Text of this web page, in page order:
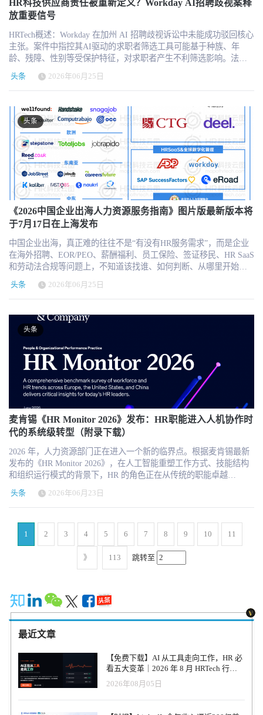
同时影响这三种模式。 对于HCM软件而言，AI可能减少企业对部分
行政和白领岗位的需求，从而影响员工账号数量。对于人力服务公
司而言，AI能够提高招聘顾问的人均产出，客户可能进一步要求降
低服务费。对于招聘平台而言，AI让候选人匹配更加自动化，传统
职位发布和简历搜索的价值可能下降。 因此，真正面临风险的并不
只是某一个赛道，而是所有收入与“人数”高度线性绑定的企业。 未
来更有可能获得估值溢价的企业，是那些能够建立新计费单位的公
BOSS直聘的实践比单纯发布AI助手更值得关注。它们正在尝试回答
资本市场最关心的问题：当客户需要的人更少时，公司如何继续增
长？ 八、对中国HR和供应商的三项直接启示 对甲方HR：续约谈判
的筹码正在发生变化 对于正在采购或续约HCM、薪酬、招聘和员工
管理系统的企业，未来不应只比较功能和单价，还应重点审查费用
与员工数量之间的关系。 企业可以要求供应商明确员工人数下降后
的费用调整机制，避免出现员工规模减少但合同费用维持不变的情
况；同时应确认AI功能究竟包含在现有订阅费中，还是未来会成为
独立收费模块。 对于采用大量AI Agent和自动化流程的企业，还应
要求供应商提供按实际使用量或业务结果收费的选项，而不是继续
接受完全按账号数量线性增长的合同。 对HR科技供应商：AI必须进
入收入模型 国内HR科技企业普遍已经推出AI助手、智能问答、JD生
成、简历筛选和员工服务机器人，但许多产品仍然停留在功能展示
阶段。 资本市场最终不会因为企业拥有AI功能就给予更高估值，而
的客户群体。 供应商需要尽早设计AI调用量、自动化任务量、招聘
匹配结果、员工服务交易和业务成果等新计费模式。否则，AI在帮
人力资源服务商：周期复苏不等于结构性安全 任仕达的数据表明，
蓝领和操作型岗位需求已经率先恢复，RPO也表现出一定韧性，但
专业招聘、数字人才和永久岗位安置仍然承压。 国内人力资源服务
商应重新评估业务组合，加大对蓝领、一线运营、RPO和规模化交
付业务的关注，同时降低对单次猎头成功费和顾问个人产出的依
赖。 但服务商也需要看到，AI提高顾问效率后，客户可能要求分享
生产率红利。今天的人均产出提升，未必能够永久转化为更高利润
需要企业用经营数据证明预期。 Paylocity、Paycom和德科集团将在8
月初先后公布财务业绩。市场将重点观察HR SaaS企业能否维持收入
增长和客户留存，以及传统人力服务公司的毛利率能否改善。 瑞可
利也将在8月7日公布2026财年第一季度业绩，届时Indeed的职位数
量、美国每职位平均收入和Premium Sponsored Jobs增长将成为重要
指标。 接下来资本市场可能围绕四项指标重新对全球HR企业进行排
是否产生独立收入，以及利润率改善是否建立在可持续增长之上。
最后！ 2026年8月全球人力资源上市公司市值榜，看起来是一轮全面
上涨，但背后实际上存在完全不同的故事。 德科集团主要受益于估
值修复，任仕达出现了更明确的周期性经营拐点；Workday、Paycom
和Paylocity受益于HR软件板块重新定价；瑞可利和BOSS直聘则开始
证明，AI可以成为新的收入和定价工具。 TriNet财报后的股价下跌
进一步提醒市场，即使利润率和每股收益改善，只要客户员工人数
真正值得关注的，并不是哪个公司一个月上涨了多少，而是资本市
场正在提出一个更根本的问题： 当AI让企业需要更少的人、更少的
账号和更少的人工流程时，人力资源企业将依靠什么继续增长？ 能
够回答这个问题的公司，才可能成为下一阶段真正的HR科技和人力
资源服务赢家。 数据说明 本文榜单为HRTech跟踪的15家具有代表性
整覆盖。 市值数据截至2026年7月31日收盘，汇率采用USD/JPY
159.4、EUR/USD 1.153、USD/CHF 0.808和AUD/USD 0.704。月度
涨幅按照股票上市地本币计算。 BOSS直聘市值按照A类普通股与创
调整，可能正是中国企业软件从“SaaS协同平台”走向“AI工作操作系
产品发布、企业客户内测进展，以及飞书、豆包与火山引擎在HR、
人效管理、知识管理和企业Agent场景中的后续整合。 对于企业HR
团队，现阶段可以优先评估三个方向：梳理可供AI调用的企业知识
与HR数据；检查权限、隐私和安全审计体系；识别招聘、员工服
务、学习发展及人才分析中适合由Agent执行的高频任务。 对于HR
权限体系，并重新评估产品在企业AI工作入口下的角色。 更多全球
HR科技、企业AI及未来工作趋势，欢迎持续关注HRTech，并查看
HRTech最新行业活动与研究内容。
低从人员需求产生到项目交付完成之间的整体运营成本和风险。
HRTech将持续关注全球招聘科技、劳动力管理及HR科技投融资动
态。相关企业也可申请更新公司档案、产品信息和融资记录。 公
司信息 公司名称：Buildforce 成立时间：2019年 总部：Houston和
Austin，Texas 公司定位：技术驱动型电工用工与劳动力管理平台 服
轮融资：1000万美元A轮融资 领投方：Saepio Capital 参投方：Blue
Heron Capital、Revolution’s Rise of the Rest Seed Fund、S3 Ventures、
Chicago Ventures CEO兼联合创始人：Moody Heard 平台数据：超过
200万累计工作小时、超过2000个商业建筑项目、超过250家电气承
包商 融资用途：美国市场扩张及产品技术开发 估值、收入、增长
率、毛利率、活跃电工人数及累计融资金额：原文未说明
联系人：科科 微信：hrtechina 邮件联系：hi@hrtechchina.com
不是简单的工具选择，而是企业 AI 工作流被平台生态重新塑形。
对 HR 来说，这件事的核心不是技术，而是组织治理。 当 AI 工具成
为工程师、产品经理、运营团队和 HR 团队的日常工作基础，企业
必须回答几个问题：员工可以自由选择 AI 工具吗？公司如何评估不
同模型的产出质量？AI 预算归属 IT、业务部门还是人力资源？员工
使用 AI 的效率提升如何计入绩效？当企业推动员工使用某个内部或
关联生态工具时，是否需要披露潜在利益冲突？这些问题已经不再
Uber、Microsoft、Meta、Amazon、Walmart 等公司都被报道开始控
制 AI 工具支出、取消部分高成本许可证，或推动员工使用更便宜、
更可控的模型。背后的逻辑很现实：企业并不是不用 AI，而是不愿
意继续为不可衡量的 AI 使用买单。未来企业评估 AI 的核心指标，
不会只是“有多少员工使用 AI”，而是“每一美元 AI 支出带来多少代
码、多少效率、多少错误减少、多少客户响应提升、多少组织成本
下降”。 这也提醒资本市场，不要把企业 AI 消费理解为无上限增
长。 Nvidia、Palantir、AI coding 公司和各类企业 AI 应用的高估
值，都隐含着一个假设：企业会持续扩大 AI 使用。但真实企业内部
正在发生的是预算化、路由化和治理化。AI token 消费总量仍可能增
长，但增长方式会改变。企业会减少无序调用，增加模型路由；减
少高价通用模型依赖，增加小模型、专用模型、内部模型和自建平
台；减少“员工随便用”，增加“场景审批、预算控制、数据安全和
ROI评估”。 HRTech的判断是：2026年企业AI管理的关键词，不再只
productivity measurement。 Tesla 的做法之所以重要，是因为它把企
业 AI 的矛盾暴露得非常集中：一方面，公司希望员工尽可能多地使
成本；再进一步，公司还希望把员工使用行为导向自己的 AI 生态。
这种矛盾会在更多企业出现。 最终，企业 AI 不会因为支出上限而
停止发展。相反，真正成熟的企业会从“鼓励大家多用 AI”进入“让正
确的人，在正确场景，用正确模型，以可衡量成本创造正确结果”。
这才是 AI 进入组织管理深水区的开始。对 HR 而言，AI 不只是工
具采购问题，而是未来工作方式、绩效评估、技能结构、员工授权
和组织治理的系统性重构。
建设 + 数据化 workforce strategy”的综合服务模式。 交易总额约8.5
亿英镑，现金与股票结合支付 根据交易安排，Korn Ferry 将以约 8.5
金，约合 8.81亿美元，以及约 1.91亿英镑的 Korn Ferry common
stock，约合 2.55亿美元。 Korn Ferry 预计将使用约 3亿美元自有现
金支付部分现金对价，其余约 5.81亿美元现金对价将通过公司现有
revolver 借款支付。同时，Korn Ferry 将发行约 360万股普通股，最
示，在扣除 restructuring、integration 和 transaction costs 后，交易预
计将在第一个完整年度立即增厚 earnings per share。 合并后员工超过
16,000人，覆盖120多个国家 此次并购将把 Korn Ferry 在 Search、
Talent & Organizational Solutions 和 Workforce Solutions 方面的能
力，与 AMS 在 Recruitment Process Outsourcing（RPO）、Early
Careers and Campus Recruiting、Contingent Workforce Solutions、
Consulting 和 Skills Creation 方面的优势结合起来。 交易完成后，合
并公司将拥有超过 16,000 名员工，并达到约每 90 秒帮助一名专业
人才获得工作的服务规模。AMS 目前业务覆盖 120 多个国家，并在
欧洲和亚洲拥有成熟布局，其客户覆盖 financial services、
technology、healthcare、life sciences、consumer、industrial 和 public
sector 等多个市场。 AMS 由 Rosaleen Blair 于 1996 年创立，是全球
招聘流程外包与人才获取领域的重要服务商。交易完成后，Rosaleen
Blair 将继续担任 Chair role。AMS CEO Gordon Stuart 表示，与 Korn
Ferry 的结合将为客户和团队创造新的机会，并加速塑造 future of
work。 AMS 年化 Fee Revenue 约6.5亿美元，长期合同增强收入可见
的假设下，Korn Ferry 预计交易完成后一年的 run-rate Adjusted
EBITDA contribution 将达到约 1.4亿美元。 此外，AMS 的长期合同
对于 Korn Ferry 来说，不仅意味着新增业务规模，也意味着更强的
收入可见度和长期客户关系基础。 对大型企业客户而言，长期合同
结构也反映出 RPO、校园招聘、灵活用工和技能服务正在从项目型
采购，转向更持续、更战略化的人才运营合作模式。 人才服务正在
示，将 AMS 纳入 Korn Ferry 后，公司将扩大帮助客户解决关键组织
挑战的能力。他强调，尽管技术创新不断推进，组织成功的真正驱
动力仍然是人。AMS Founder and Chair Rosaleen Blair 也表示，Korn
Ferry 是一个拥有相同信念和价值观的合作伙伴。 从 HRTech 视角
看，此次并购的行业意义并不只在于规模扩张，而在于全球人才服
务商正在重新定义自身边界。过去，executive search、RPO、campus
服务类别。但随着 AI、数据分析、技能分类体系和全球化用工模式
的发展，企业更需要一体化的人才解决方案，而不是彼此割裂的单
而是“谁能帮助企业更系统地理解人才供给、组织需求、技能缺口和
知识、数据能力、组织咨询能力和可规模化的人才获取体系。
HRTech点评：全球人才服务平台化趋势进一步加速 Korn Ferry 收购
strategy partner。对企业 HR 来说，这一变化值得重点关注。 首先，
人才服务采购将更加重视端到端能力。企业不仅需要供应商完成招
管道。其次，RPO 与 workforce consulting 的边界会继续融合，招聘
三，全球交付能力将成为大型企业选择服务商的重要标准，尤其是
在跨区域招聘、校园招聘、灵活用工和合规复杂度持续上升的背景
下。 随着 Korn Ferry 与 AMS 的结合，全球人才服务市场可能进入
HR科技供应商责任被重新定义？Workday AI招聘歧视案释
放重要信号
HRTech概述：Workday 在加州 AI 招聘歧视诉讼中未能成功驳回核心
主张。案件中指控其AI驱动的求职者筛选工具可能基于种族、年
龄、残障、性别等受保护特征，对求职者产生不利筛选影响。法院
否认指控，称其工具只评估岗位资格，不评估受保护特征。对 HR
来说，这起案件的重要意义在于：AI 招聘工具不再只是效率工具，
也可能成为合规责任来源。未来企业采购 AI 招聘系统，必须重点关
注偏见测试、数据留存、算法解释、供应商责任和候选人权利。更
多请关注 HR Tech，为你带来全球最新 HR 科技资讯。 Workday AI
招聘歧视案继续推进：HR科技进入“算法合规责任”新阶段 HRTech注
意到，备受关注的 Mobley v. Workday Inc. 案件近期出现重要进展。
美国加州北区联邦法院对 Workday 试图驳回 AI 招聘歧视诉讼的动议
作出裁定，允许部分核心主张继续推进。需要明确的是，这并不意
味着 Workday 已经被认定存在歧视，也不是案件的最终判决；但法
院没有在早期阶段终结关键指控，说明围绕 AI 招聘工具的法律责任
边界，正在进入更实质性的司法审查阶段。 案件核心：AI招聘工具
是否只是“软件”，还是招聘决策链条的一部分 该案最初由 Derek
具在招聘过程中可能对特定求职者群体产生不利影响，涉及年龄、
种族、残障和性别等受保护特征。案件的关键不在于某一家雇主是
否单独拒绝了某位候选人，而在于 Workday 作为 HR 科技供应商，
其系统如果参与了候选人筛选、排序、推荐或拒绝流程，是否可能
具；但当系统开始通过算法对候选人进行匹配、评分、排序或筛选
时，它的作用可能不再只是记录信息，而是影响候选人是否进入下
某些筛选功能，其责任问题不能简单因为“最终录用决定由客户作出”
而被排除。 法院关注的重点：加州法律适用与“代理责任” 本次裁定
中，一个重要问题是加州公平就业和住房法是否可以适用于相关主
张。Workday 的抗辩方向之一是，部分求职者并非加州居民，也并
非申请加州岗位，因此加州法律不应被扩展适用。但法院在前期意
见中指出，如果原告能够主张 Workday 在加州设计、开发、运营相
关工具，并通过这些工具代表客户执行涉嫌歧视性的筛选行为，那
么相关行为与加州之间可能存在足够联系。 这一点对 HR 科技行业
非常关键。它意味着法院关注的不是候选人或岗位是否一定在加
州，而是涉嫌产生歧视影响的技术行为、系统运营和公司决策是否
与加州存在实质关联。对于总部、研发、算法治理或产品决策位于
某一司法辖区的 HR Tech 公司而言，法律风险可能不再局限于客户
所在地或岗位所在地。 残障歧视与“代理变量”成为重要争议 本案中
测评结果等，可能与健康状况、残障经历、年龄或其他身份特征存
在关联。如果 AI 系统将这些因素作为负面信号，就可能形成差别影
使没有主动读取受保护特征，也不等于没有歧视风险。真正的审查
重点，应当是模型输出结果是否对特定群体形成系统性不利影响。
发现程序显示：算法审计与数据控制将成为诉讼焦点 法院此前在一
份证据开示裁定中也处理了 Workday 偏见测试数据、客户申请人数
分受到律师—客户特权保护的偏见测试数据，也没有简单认定
Workday 控制客户申请人数据；但法院要求 Workday 生产 EEO-1 和
OFCCP 相关文件，因为这些文件可能与 Workday 对 AI工具潜在人
头条 2026年06月25日
头条
《2026中国企业出海人力资源服务指南》图片版最新版本将
于7月17日在上海发布
中国企业出海，真正难的往往不是“有没有HR服务需求”，而是企业
在海外招聘、EOR/PEO、薪酬福利、员工保险、签证移民、HR SaaS
和劳动法合规等问题上，不知道该找谁、如何判断、从哪里开始。
业出海人力资源服务指南》图片版本。通过 www.chuhai.tips/map，
企业可查看服务商资源、各国用工指南与AI问答。 你的目标客户正
在找出海HR服务，但他们可能还不知道你是谁 做出海HR服务的机
构，最清楚一个现实：市场需求确实存在，但客户从“有需求”到“找
到你”，再到“信任你、选择你”，中间隔着很长的一段距离。很多机
构并不是服务能力不够，也不是市场没有机会，而是没有出现在目
标客户真正做判断、做比较、做选型的场景里。 中国企业出海正在
加速。越来越多企业开始在海外招聘员工、搭建本地团队、处理合
规雇佣、设计薪酬福利、配置员工保险、寻找EOR/PEO服务、评估
HR SaaS系统，也需要签证移民、劳动法合规、全球薪酬、跨境员工
管理等专业支持。对于这些企业的HR负责人、出海业务负责人、创
始人和财务法务团队来说，他们不是没有预算，也不是没有决策
权，而是缺少一个可信赖的入口，帮助他们快速看到市场上有哪些
务的核心难题，不是没有需求，而是连接没有发生 过去几年，我们
与大量中国出海企业和HR负责人交流时发现，他们寻找服务商的方
式往往非常零散：问朋友、问同行、在微信群里发需求、通过搜索
引擎找几家机构、再看几页介绍资料。这个过程效率并不高，也很
出海HR服务与普通软件采购不同。企业选择一家EOR、薪酬外包、
保险经纪、签证移民、招聘服务或合规咨询机构，本质上是在把一
个海外市场的用工风险、一批员工的雇佣体验、一段业务扩张期的
组织稳定性，交给外部合作伙伴承接。因此，客户的决策逻辑不是
简单比较价格和功能，而是先看是否可信、是否专业、是否理解中
《2026中国企业出海人力资源服务指南》 正是基于这些真实需求，
HR科技云图与 chuhai.tips 共同发起《2026中国企业出海人力资源服
务指南》。我们希望把分散在不同国家、不同领域、不同服务类型
中的出海HR资源系统整理出来，让中国企业在进入海外市场时，能
业可以查看出海HR服务商资源，也可以进一步使用各国用工指南、
AI问答、服务商分类检索等功能。对于企业来说，这不是一个单纯
的供应商黄页，而是一个帮助他们理解需求、判断服务类别、筛选
合作机构的实用入口。对于服务机构来说，这也意味着一个更直接
的展示机会：你的服务不只是出现在一个页面上，而是出现在目标
客户开始研究出海用工、合规和HR服务选型的场景里。 从网站到图
头条 2026年06月25日
头条
麦肯锡《HR Monitor 2026》发布：HR职能进入人机协作时
代的系统级转型（附录下载）
2026 年，人力资源部门正在进入一个新的临界点。根据麦肯锡最新
发布的《HR Monitor 2026》，在人工智能重塑工作方式、技能结构
和组织运行模式的背景下，HR 的角色正在从传统的职能卓越
transformation）。这份报告基于对欧洲、美国和中国等 10 个国家约
1,300 名 HR 专业人士和 5,500 名员工的调研，呈现出一个清晰信
号：未来 HR 的核心价值，不再只是把招聘、培训、绩效和员工体
验做得更高效，而是帮助企业重新定义工作、能力、人才供给和人
机协作方式。 HR正在从支持部门变成组织转型的设计者 过去很长
一段时间，HR 的专业化主要体现在流程、制度和模块能力上，例如
招聘效率、培训体系、绩效管理、薪酬福利和员工关系。但在 AI 加
出，HR 需要同时扮演两种角色：一是 AI 转型的组织架构师，参与
设计岗位、任务和能力如何变化；二是企业内部的示范者，通过自
身运营模式的重塑，率先展示 AI 如何真正嵌入工作流程。 这意味
着，HR 不能再只停留在“服务业务”的位置，而要参与回答企业未来
三到五年的关键问题：哪些工作会被自动化，哪些岗位会被重新组
合，哪些技能会变得更重要，哪些员工需要重新培养，哪些流程可
以交给 AI 代理（AI agents）完成。真正的 HR 转型，正在从事务效
率问题，变成组织能力问题。 人力规划仍然过于短期，能力规划才
是关键 报告中最值得警惕的数据是，只有 11% 的组织真正采用三年
以上的长期人力规划。虽然不少企业已经开展人力规划，但多数仍
头条 2026年06月23日
1 2 3 4 5 6 7 8 9 10 11
》 113 跳转至
最近文章
【免费下载】AI 从工具走向工作，HR 必
看五大变革｜2026 年 8 月 HRTech 行业
观察报告
2026年08月05日